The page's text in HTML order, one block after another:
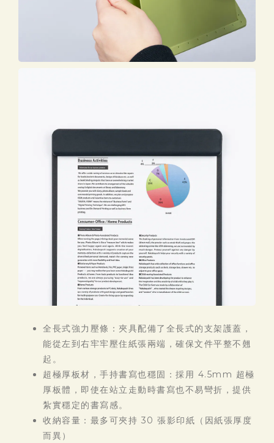
全長式強力壓條：夾具配備了全長式的支架護蓋，
能從左到右牢牢壓住紙張兩端，確保文件平整不翹
起。
超極厚板材，手持書寫也穩固：採用 4.5mm 超極
厚板體，即使在站立走動時書寫也不易彎折，提供
紮實穩定的書寫感。
收納容量：最多可夾持 30 張影印紙（因紙張厚度
而異）